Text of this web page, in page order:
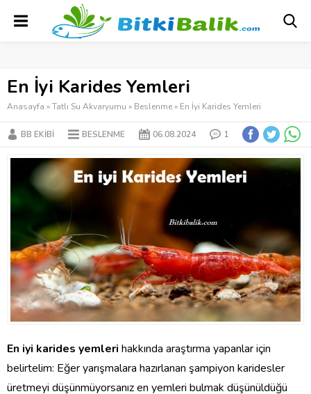
En İyi Karides Yemleri
Anasayfa »Tatlı Su Akvaryumu » Beslenme» En İyi Karides Yemleri
BB EKIBI BESLENME 06.08.2024 1
En iyi karides yemleri hakkında araştırma yapanlar için
belirtelim: Eğer yarışmalara hazırlanan şampiyon karidesler
üretmeyi düşünmüyorsanız en yemleri bulmak düşünüldüğü